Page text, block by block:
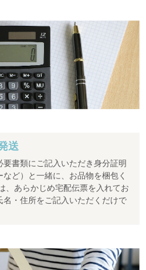
送
書類にご記入いただき身分証明
ど）と一緒に、お品物を梱包く
、あらかじめ宅配伝票を入れてお
名・住所をご記入いただくだけで